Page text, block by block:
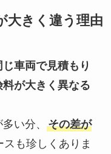
大きく違う理由
車両で見積もり
が大きく異なる
い分、 その差が
スも珍しくありま